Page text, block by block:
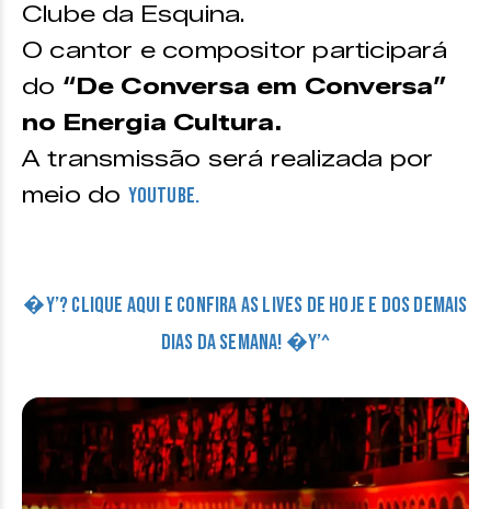
Clube da Esquina.
O cantor e compositor participará
do “De Conversa em Conversa”
no Energia Cultura.
A transmissão será realizada por
meio do Youtube.
�Y’? CLIQUE AQUI E CONFIRA AS LIVES DE HOJE E DOS DEMAIS
DIAS DA SEMANA! �Y’^